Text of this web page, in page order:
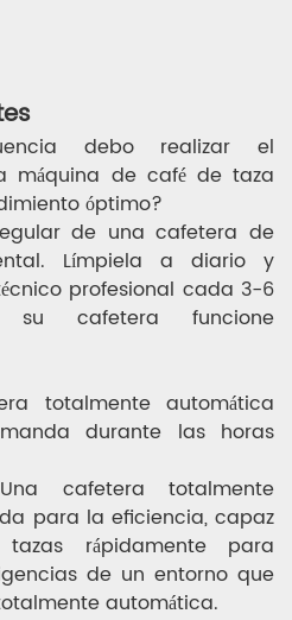
debo realizar el
máquina de café de taza
óptimo?
de una cafetera de
Límpiela a diario y
profesional cada 3-6
cafetera funcione
totalmente automática
durante las horas
cafetera totalmente
para la eficiencia, capaz
rápidamente para
de un entorno que
automática.